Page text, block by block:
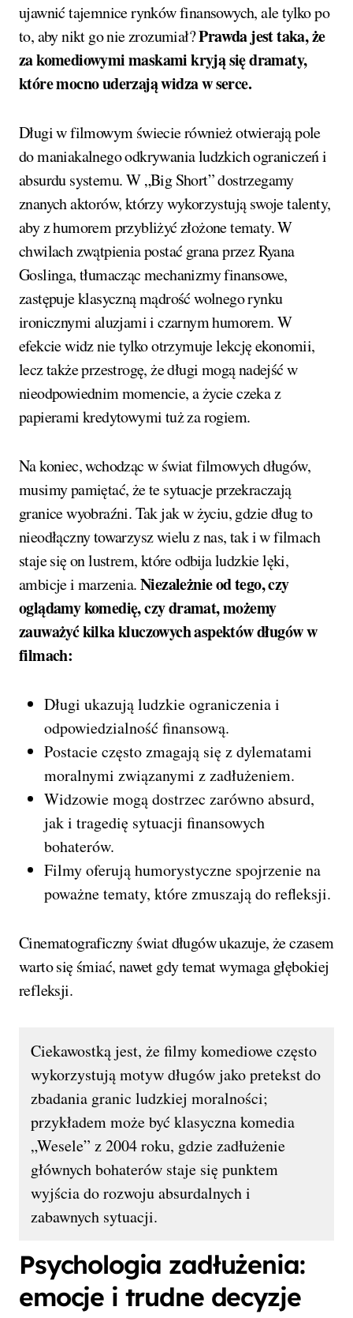
ujawnić tajemnice rynków finansowych, ale tylko po
to, aby nikt go nie zrozumiał?Prawda jest taka, że
za komediowymi maskami kryją się dramaty,
które mocno uderzają widza w serce.
Długi w filmowym świecie również otwierają pole
do maniakalnego odkrywania ludzkich ograniczeń i
absurdu systemu. W „Big Short” dostrzegamy
znanych aktorów, którzy wykorzystują swoje talenty,
aby z humorem przybliżyć złożone tematy. W
chwilach zwątpienia postać grana przez Ryana
Goslinga, tłumacząc mechanizmy finansowe,
zastępuje klasyczną mądrość wolnego rynku
ironicznymi aluzjami i czarnym humorem. W
efekcie widz nie tylko otrzymuje lekcję ekonomii,
lecz także przestrogę, że długi mogą nadejść w
nieodpowiednim momencie, a życie czeka z
papierami kredytowymi tuż za rogiem.
Na koniec, wchodząc w świat filmowych długów,
musimy pamiętać, że te sytuacje przekraczają
granice wyobraźni. Tak jak w życiu, gdzie dług to
nieodłączny towarzysz wielu z nas, tak i w filmach
staje się on lustrem, które odbija ludzkie lęki,
ambicje i marzenia.Niezależnie od tego, czy
oglądamy komedię, czy dramat, możemy
zauważyć kilka kluczowych aspektów długów w
filmach:
Długi ukazują ludzkie ograniczenia i
odpowiedzialność finansową.
Postacie często zmagają się z dylematami
moralnymi związanymi z zadłużeniem.
Widzowie mogą dostrzec zarówno absurd,
jak i tragedię sytuacji finansowych
bohaterów.
Filmy oferują humorystyczne spojrzenie na
poważne tematy, które zmuszają do refleksji.
Cinematograficzny świat długów ukazuje, że czasem
warto się śmiać, nawet gdy temat wymaga głębokiej
refleksji.
Ciekawostką jest, że filmy komediowe często
wykorzystują motyw długów jako pretekst do
zbadania granic ludzkiej moralności;
przykładem może być klasyczna komedia
„Wesele” z 2004 roku, gdzie zadłużenie
głównych bohaterów staje się punktem
wyjścia do rozwoju absurdalnych i
zabawnych sytuacji.
Psychologia zadłużenia:
emocje i trudne decyzje